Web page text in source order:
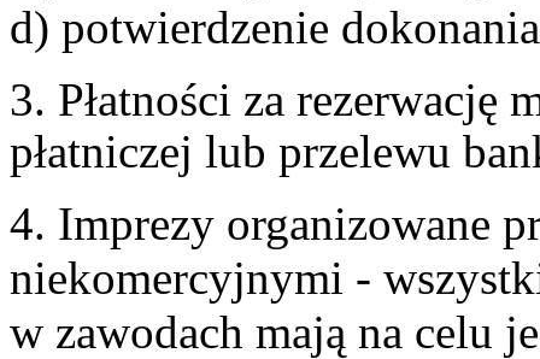
d) potwierdzenie
3. Płatności za rezerwację
płatniczej lub przelewu
4. Imprezy organizowane
niekomercyjnymi -
w zawodach mają na celu